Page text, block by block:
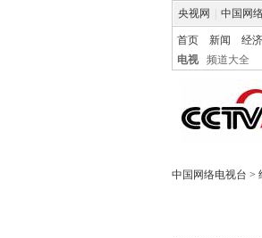
央视网 中国网
首页 新闻 经济
电视
频道大全
中国网络电视台 >